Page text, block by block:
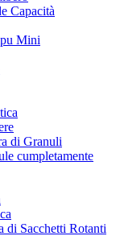
Capacità
Mini
di Granuli
cumpletamente
di Sacchetti Rotanti